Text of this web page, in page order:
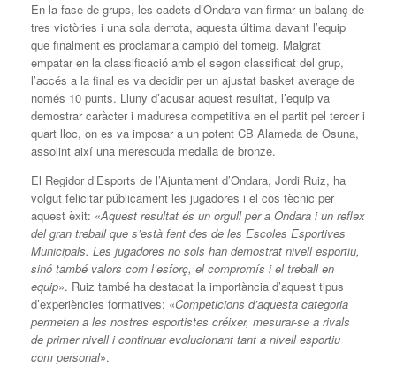
En la fase de grups, les cadets d’Ondara van firmar un balanç de
tres victòries i una sola derrota, aquesta última davant l’equip
que finalment es proclamaria campió del torneig. Malgrat
empatar en la classificació amb el segon classificat del grup,
l’accés a la final es va decidir per un ajustat basket average de
només 10 punts. Lluny d’acusar aquest resultat, l’equip va
demostrar caràcter i maduresa competitiva en el partit pel tercer i
quart lloc, on es va imposar a un potent CB Alameda de Osuna,
assolint així una merescuda medalla de bronze.
El Regidor d’Esports de l’Ajuntament d’Ondara, Jordi Ruiz, ha
volgut felicitar públicament les jugadores i el cos tècnic per
aquest èxit: «Aquest resultat és un orgull per a Ondara i un reflex
del gran treball que s’està fent des de les Escoles Esportives
Municipals. Les jugadores no sols han demostrat nivell esportiu,
sinó també valors com l’esforç, el compromís i el treball en
equip». Ruiz també ha destacat la importància d’aquest tipus
d’experiències formatives: «Competicions d’aquesta categoria
permeten a les nostres esportistes créixer, mesurar-se a rivals
de primer nivell i continuar evolucionant tant a nivell esportiu
com personal».